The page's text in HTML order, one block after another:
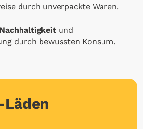
durch unverpackte Waren.
und
durch bewussten Konsum.